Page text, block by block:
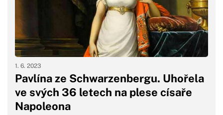
Pavlína ze Schwarzenbergu. Uhořela
ve svých 36 letech na plese císaře
Napoleona
1. 6. 2023